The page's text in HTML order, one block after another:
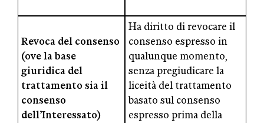
Revoca del consenso
(ove la base
giuridica del
trattamento sia il
consenso
dell’Interessato)
Ha diritto di revocare il
consenso espresso in
qualunque momento,
senza pregiudicare la
liceità del trattamento
basato sul consenso
espresso prima della